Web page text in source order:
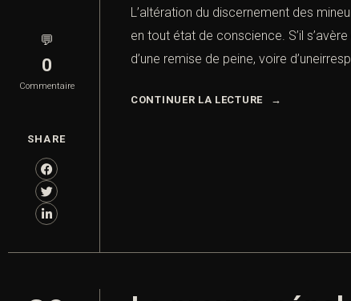
💬
0
Commentaire
SHARE
L’altération du discernement des
en tout état de conscience. S’il
d’une remise de peine, voire
CONTINUER LA LECTURE